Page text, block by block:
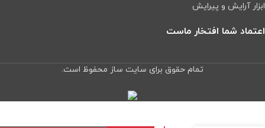
ابزار آرایش و پیرایش
اعتماد شما افتخار ماست
تمام حقوق برای سایت ساز محفوظ است.
دتكتور
استعلام